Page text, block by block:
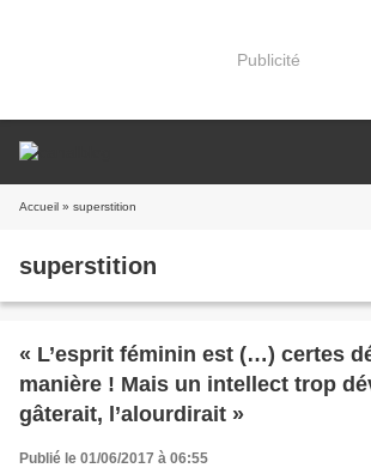
Publicité
Accueil » superstition
superstition
« L’esprit féminin est (…) certes
manière ! Mais un intellect trop
gâterait, l’alourdirait »
Publié le 01/06/2017 à 06:55